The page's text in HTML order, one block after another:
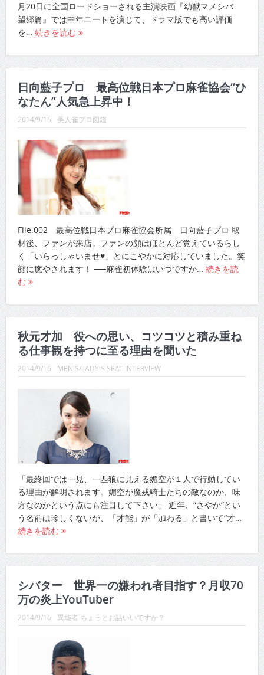
月20日に全国ロードショーされる主演映画『幼獣マメシバ
望郷篇』では中年ニートを演じて、ドラマ版でも高い評価
を… 続きを読む
日向藍子プロ 最高位戦日本プロ麻雀協会“ひ
なたん”人気急上昇中！
2014/9/16 美人雀プロ図鑑
File.002 最高位戦日本プロ麻雀協会所属 日向藍子プロ 取
材後、ファンが来店。ファンの顔はほとんど覚えているらし
く「いらっしゃいませ♥」とにこやかに対応していました。笑
顔に癒やされます！ ──麻雀初体験はいつですか… 続きを読
む
秋元才加 役への思い、コツコツと積み重ね
る仕事観を持つに至る理由を聞いた
2014/9/16 MEN'S/LADY'S SEAT INTERVIEW
「最終回では一見、一匹狼に見える媚空が１人で行動してい
る理由が解明されます。媚空が魔戎騎士たちの敵なのか、味
方なのかという点にも注目して下さい」 近年、“さやか”とい
う名前は珍しくないが、「才能」が「加わる」と書いて“才…
続きを読む
シバター 世界一の嫌われ者目指す？月収70
万の炎上YouTuber
2014/9/16 異能者 ちょっとお話いいですか？